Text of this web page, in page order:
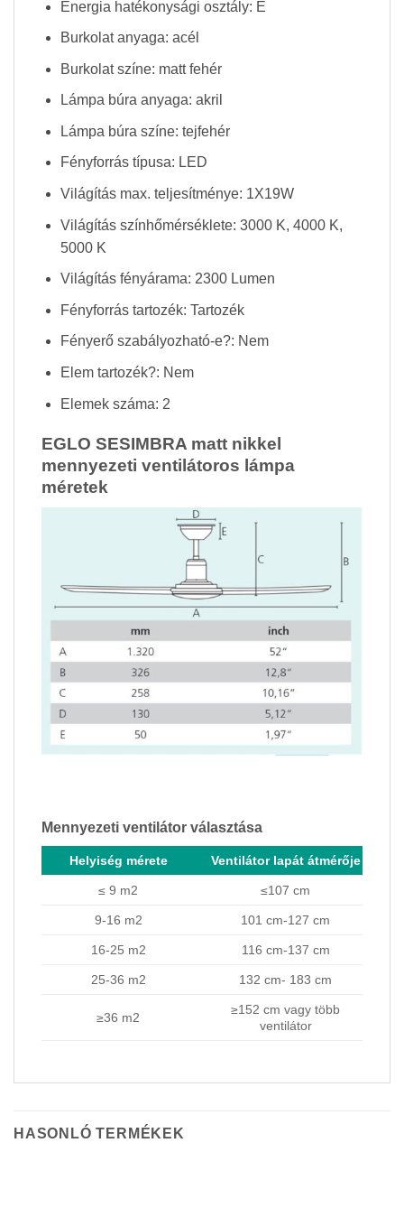
Energia hatékonysági osztály: E
Burkolat anyaga: acél
Burkolat színe: matt fehér
Lámpa búra anyaga: akril
Lámpa búra színe: tejfehér
Fényforrás típusa: LED
Világítás max. teljesítménye: 1X19W
Világítás színhőmérséklete: 3000 K, 4000 K,
5000 K
Világítás fényárama: 2300 Lumen
Fényforrás tartozék: Tartozék
Fényerő szabályozható-e?: Nem
Elem tartozék?: Nem
Elemek száma: 2
EGLO SESIMBRA matt nikkel
mennyezeti ventilátoros lámpa
méretek
Mennyezeti ventilátor választása
Helyiség mérete Ventilátor lapát átmérője
≤ 9 m2 ≤107 cm
9-16 m2 101 cm-127 cm
16-25 m2 116 cm-137 cm
25-36 m2 132 cm- 183 cm
≥36 m2
≥152 cm vagy több
ventilátor
HASONLÓ TERMÉKEK